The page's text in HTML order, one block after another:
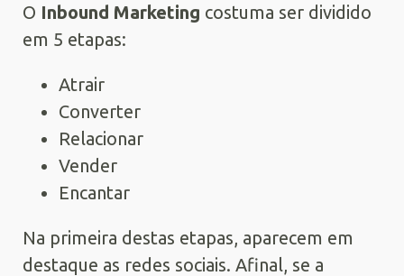
O Inbound Marketing costuma ser dividido
em 5 etapas:
Atrair
Converter
Relacionar
Vender
Encantar
Na primeira destas etapas, aparecem em
destaque as redes sociais. Afinal, se a